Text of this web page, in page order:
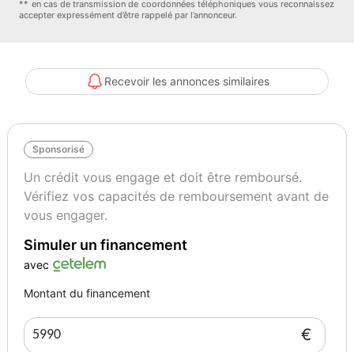
– Spots de lecture AV / AR
💺 Confort & sécurité :
– ABS, ESP, aide au démarrage en côte (HLA)
– Airbags : frontaux, latéraux, rideaux + airbag genoux conducteur
– Ceintures AV réglables en hauteur + prétensionneurs
– Fixations Isofix arrière
– Système de surveillance pression pneus TPMS
– Direction assistée électrique EPAS
– Régulateur & limiteur de vitesse
– Anti-démarrage PATS
d’urgence
– Allumage automatique des feux de détresse
– Feux antibrouillard AV
** en cas de transmission de coordonnées téléphoniques vous reconnaissez
accepter expressément d’être rappelé par l’annonceur.
Recevoir les annonces similaires
Sponsorisé
Un crédit vous engage et doit être remboursé.
Vérifiez vos capacités de remboursement avant de
vous engager.
Simuler un financement
avec
Montant du financement
€